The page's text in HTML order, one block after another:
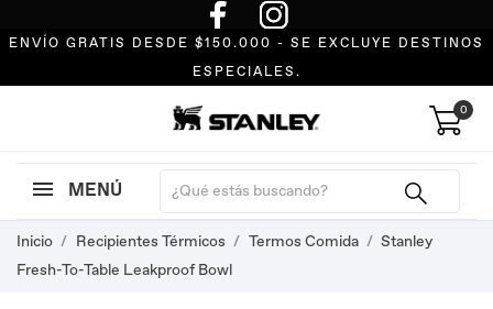
ENVÍO GRATIS DESDE $150.000 - SE EXCLUYE DESTINOS
ESPECIALES.
0
MENÚ
Inicio Recipientes Térmicos Termos Comida
Stanley
Fresh-To-Table Leakproof Bowl